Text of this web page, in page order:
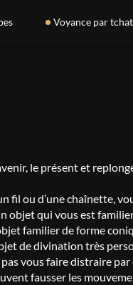
Voyance par tchat
le présent et
fil ou d’une chaînette,
objet qui vous est
familier de forme
de divination très
vous faire distraire
fausser les